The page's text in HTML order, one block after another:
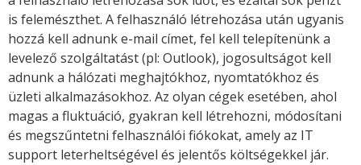
is felemészthet. A felhasználó létrehozása után ugyanis
hozzá kell adnunk e-mail címet, fel kell telepítenünk a
levelező szolgáltatást (pl: Outlook), jogosultságot kell
adnunk a hálózati meghajtókhoz, nyomtatókhoz és
üzleti alkalmazásokhoz. Az olyan cégek esetében, ahol
magas a fluktuáció, gyakran kell létrehozni, módosítani
és megszűntetni felhasználói fiókokat, amely az IT
support leterheltségével és jelentős költségekkel jár.